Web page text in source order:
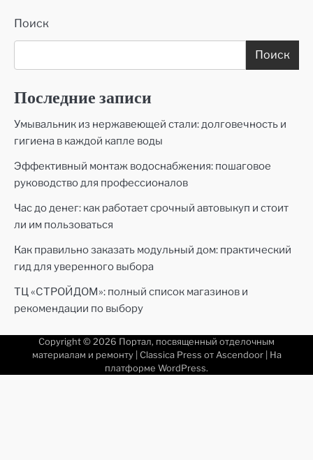
Поиск
Поиск
Последние записи
Умывальник из нержавеющей стали: долговечность и
гигиена в каждой капле воды
Эффективный монтаж водоснабжения: пошаговое
руководство для профессионалов
Час до денег: как работает срочный автовыкуп и стоит
ли им пользоваться
Как правильно заказать модульный дом: практический
гид для уверенного выбора
ТЦ «СТРОЙДОМ»: полный список магазинов и
рекомендации по выбору
Copyright © 2026 Портал, посвященный отделочным
материалам и ремонту| Classica Press от Ascendoor| На
платформе WordPress.